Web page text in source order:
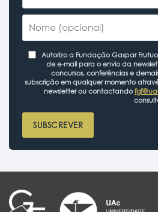
Autorizo a Fundação Gaspar
de e-mail para o envio da
concursos, conferências e
subscrição em qualquer momento
newsletter ou contactando
SUBSCREVER